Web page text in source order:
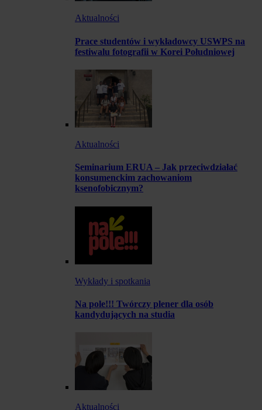
Aktualności
Prace studentów i wykładowcy USWPS na
festiwalu fotografii w Korei Południowej
Aktualności
Seminarium ERUA – Jak przeciwdziałać
konsumenckim zachowaniom
ksenofobicznym?
Wykłady i spotkania
Na pole!!! Twórczy plener dla osób
kandydujących na studia
Aktualności